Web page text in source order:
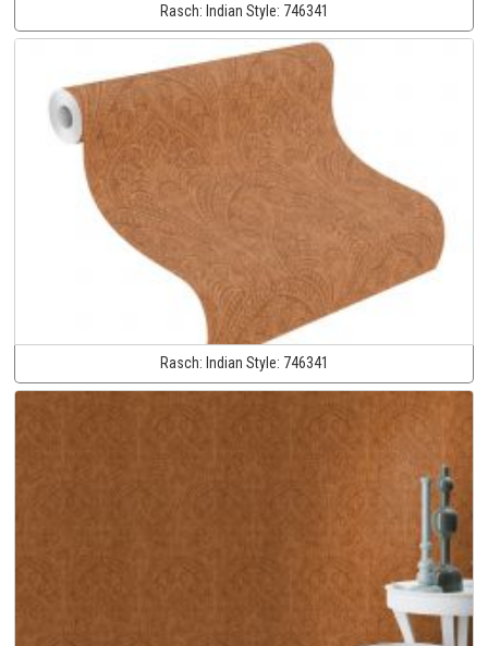
Rasch: Indian Style: 746341
Rasch: Indian Style: 746341